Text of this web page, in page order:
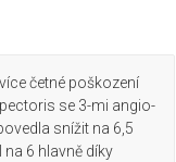
četné poškození
se 3-mi angio-
snížit na 6,5
6 hlavně díky